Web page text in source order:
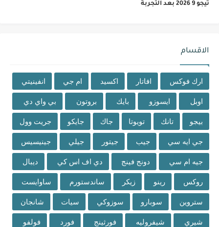
تيجو 9 2026 بعد التجربة
الاقسام
ارك فوكس افاتار اكسيد ام جي انفينيتي
اوبل ايسوزو بايك بروتون بي واي دي
بيجو تانك تويوتا جاك جايكو جريت وول
جي ايه سي جيب جيتور جيلي جينيسيس
جيه ام سي دونج فينج دي اف اس كي ديبال
روكس رينو زيكر ساندستورم ساوايست
ستروين سوبارو سوزوكي سيات شانجان
شيري شيفروليه فورثينج فورد فولفو